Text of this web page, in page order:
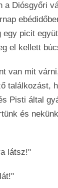
a Diósgyőri
egy picit
el kellett
van mit
találkozást,
Pisti által
és
látsz!"